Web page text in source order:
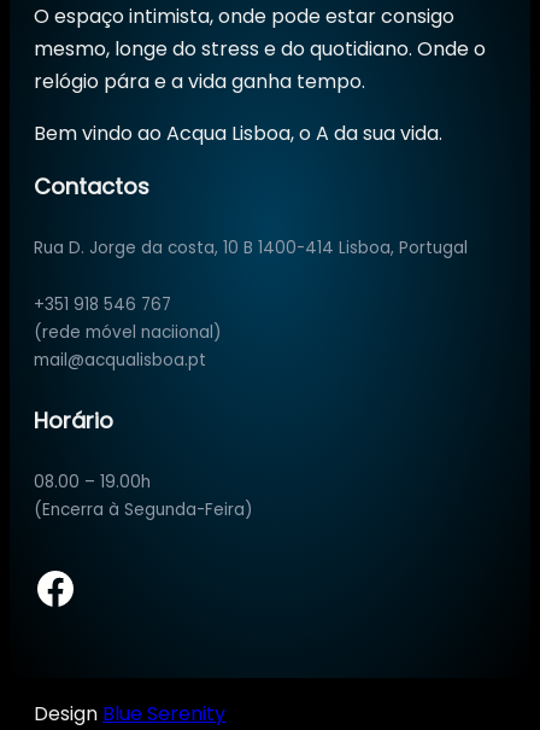
O espaço intimista, onde pode estar consigo
mesmo, longe do stress e do quotidiano. Onde o
relógio pára e a vida ganha tempo.
Bem vindo ao Acqua Lisboa, o A da sua vida.
Contactos
Rua D. Jorge da costa, 10 B 1400-414 Lisboa, Portugal
+351 918 546 767
(rede móvel naciional)
mail@acqualisboa.pt
Horário
08.00 – 19.00h
(Encerra à Segunda-Feira)
Facebook
Design Blue Serenity